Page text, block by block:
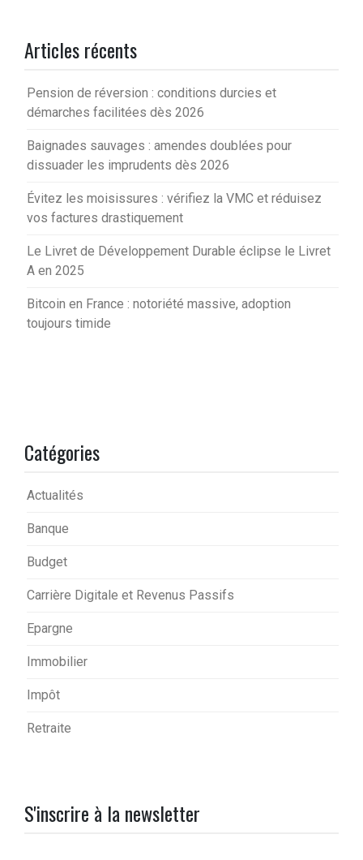
Articles récents
Pension de réversion : conditions durcies et
démarches facilitées dès 2026
Baignades sauvages : amendes doublées pour
dissuader les imprudents dès 2026
Évitez les moisissures : vérifiez la VMC et réduisez
vos factures drastiquement
Le Livret de Développement Durable éclipse le Livret
A en 2025
Bitcoin en France : notoriété massive, adoption
toujours timide
Catégories
Actualités
Banque
Budget
Carrière Digitale et Revenus Passifs
Epargne
Immobilier
Impôt
Retraite
S'inscrire à la newsletter